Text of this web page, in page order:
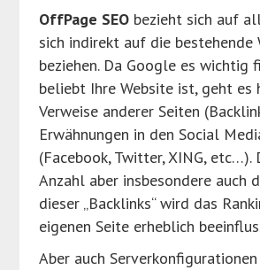
OffPage SEO bezieht sich auf
sich indirekt auf die bestehende
beziehen. Da Google es wichtig
beliebt Ihre Website ist, geht es
Verweise anderer Seiten
Erwähnungen in den Social
(Facebook, Twitter, XING, etc…).
Anzahl aber insbesondere auch
dieser „Backlinks“ wird das
eigenen Seite erheblich
Aber auch